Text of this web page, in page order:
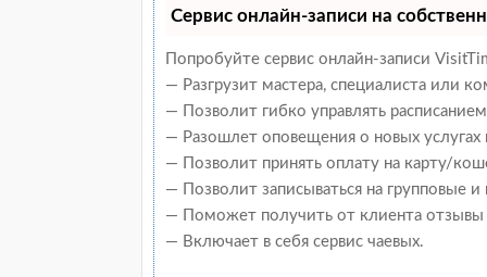
Сервис онлайн-записи на
Попробуйте сервис онлайн-записи
— Разгрузит мастера, специалиста или
— Позволит гибко управлять
— Разошлет оповещения о новых услугах
— Позволит принять оплату на карту/
— Позволит записываться на групповые
— Поможет получить от клиента отзывы
— Включает в себя сервис чаевых.